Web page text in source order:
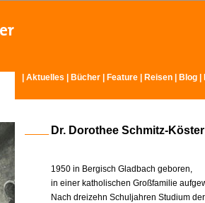
Aktuelles Bücher Feature Reisen Blog
Dr. Dorothee Schmitz-Köster
1950 in Bergisch Gladbach geboren,
in einer katholischen Großfamilie
Nach dreizehn Schuljahren Studium